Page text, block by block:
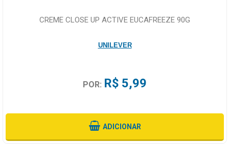
CREME CLOSE UP ACTIVE EUCAFREEZE 90G
UNILEVER
POR: R$ 5,99
ADICIONAR